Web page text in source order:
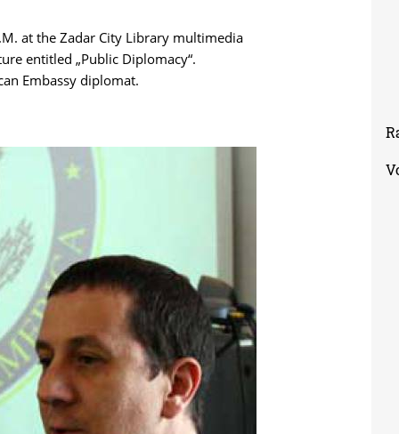
at the Zadar City Library multimedia
entitled „Public Diplomacy“.
Embassy diplomat.